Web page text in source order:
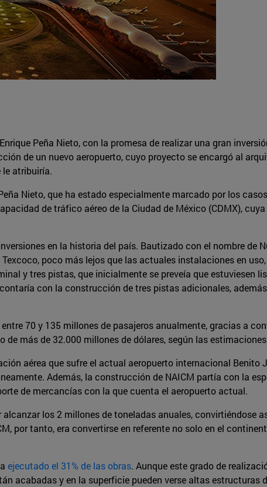
Peña Nieto, con la promesa de realizar una gran
de un nuevo aeropuerto, cuyo proyecto se encargó al
atribuiría.
Nieto, que ha estado especialmente marcado por los
de tráfico aéreo de la Ciudad de México (CDMX),
en la historia del país. Bautizado con el nombre de
poco más lejos que las actuales instalaciones en
y tres pistas, que inicialmente se preveía que estuviesen
con la construcción de tres pistas adicionales,
70 y 135 millones de pasajeros anualmente, gracias a
más de 32.000 millones de dólares, según las
aérea que sufre el actual aeropuerto internacional Benito
Además, la construcción de NAICM partía con la
de mercancías con la que cuenta el aeropuerto actual.
los 2 millones de toneladas anuales, convirtiéndose
por tanto, era convertirse en referente no solo en el
ejecutado el 31% de las obras. Aunque este grado de
acabadas y en la superficie pueden verse altas estructuras